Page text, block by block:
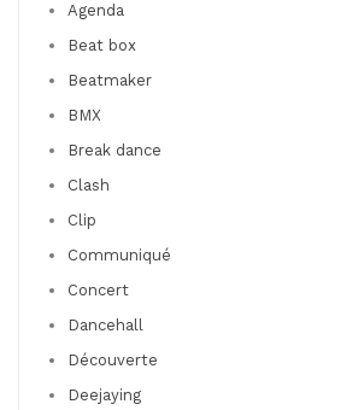
Agenda
Beat box
Beatmaker
BMX
Break dance
Clash
Clip
Communiqué
Concert
Dancehall
Découverte
Deejaying